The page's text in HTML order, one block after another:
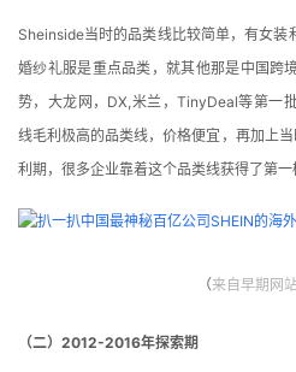
Sheinside当时的品类线比较简单，有女装
婚纱礼服是重点品类，就其他那是中国跨
势，大龙网，DX,米兰，TinyDeal等第一
线毛利极高的品类线，价格便宜，再加上
利期，很多企业靠着这个品类线获得了第一
（来自早期网
（二）2012-2016年探索期